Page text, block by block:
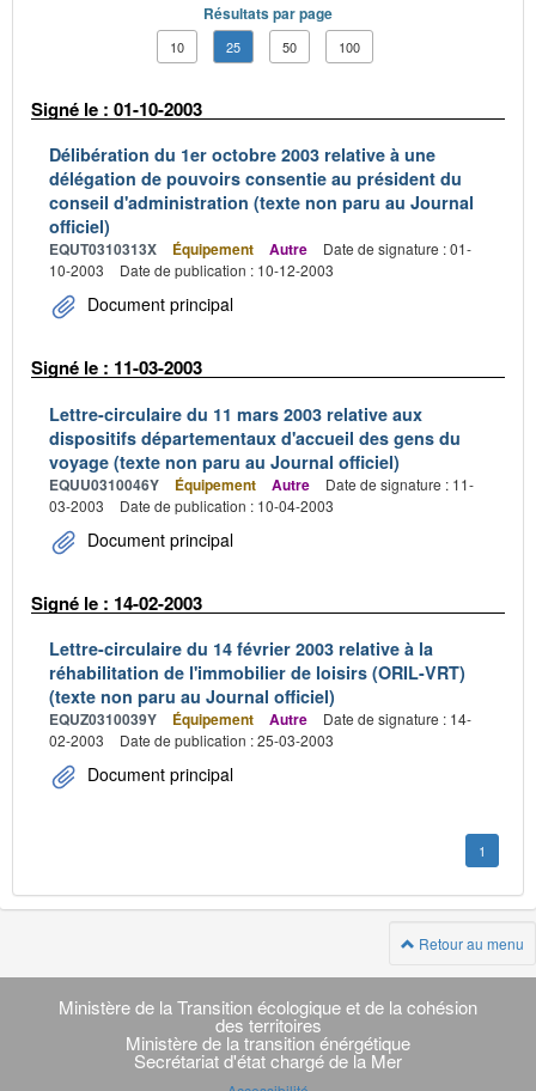
Résultats par page
10 25 50 100
Signé le : 01-10-2003
Délibération du 1er octobre 2003 relative à une
délégation de pouvoirs consentie au président du
conseil d'administration (texte non paru au Journal
officiel)
EQUT0310313X Équipement Autre
Date de signature : 01-
10-2003
Date de publication : 10-12-2003
Document principal
Signé le : 11-03-2003
Lettre-circulaire du 11 mars 2003 relative aux
dispositifs départementaux d'accueil des gens du
voyage (texte non paru au Journal officiel)
EQUU0310046Y Équipement Autre
Date de signature : 11-
03-2003
Date de publication : 10-04-2003
Document principal
Signé le : 14-02-2003
Lettre-circulaire du 14 février 2003 relative à la
réhabilitation de l'immobilier de loisirs (ORIL-VRT)
(texte non paru au Journal officiel)
EQUZ0310039Y Équipement Autre
Date de signature : 14-
02-2003
Date de publication : 25-03-2003
Document principal
1
Retour au menu
Navigation
transverse
Ministère de la Transition écologique et de la cohésion
des territoires
Ministère de la transition énérgétique
Secrétariat d'état chargé de la Mer